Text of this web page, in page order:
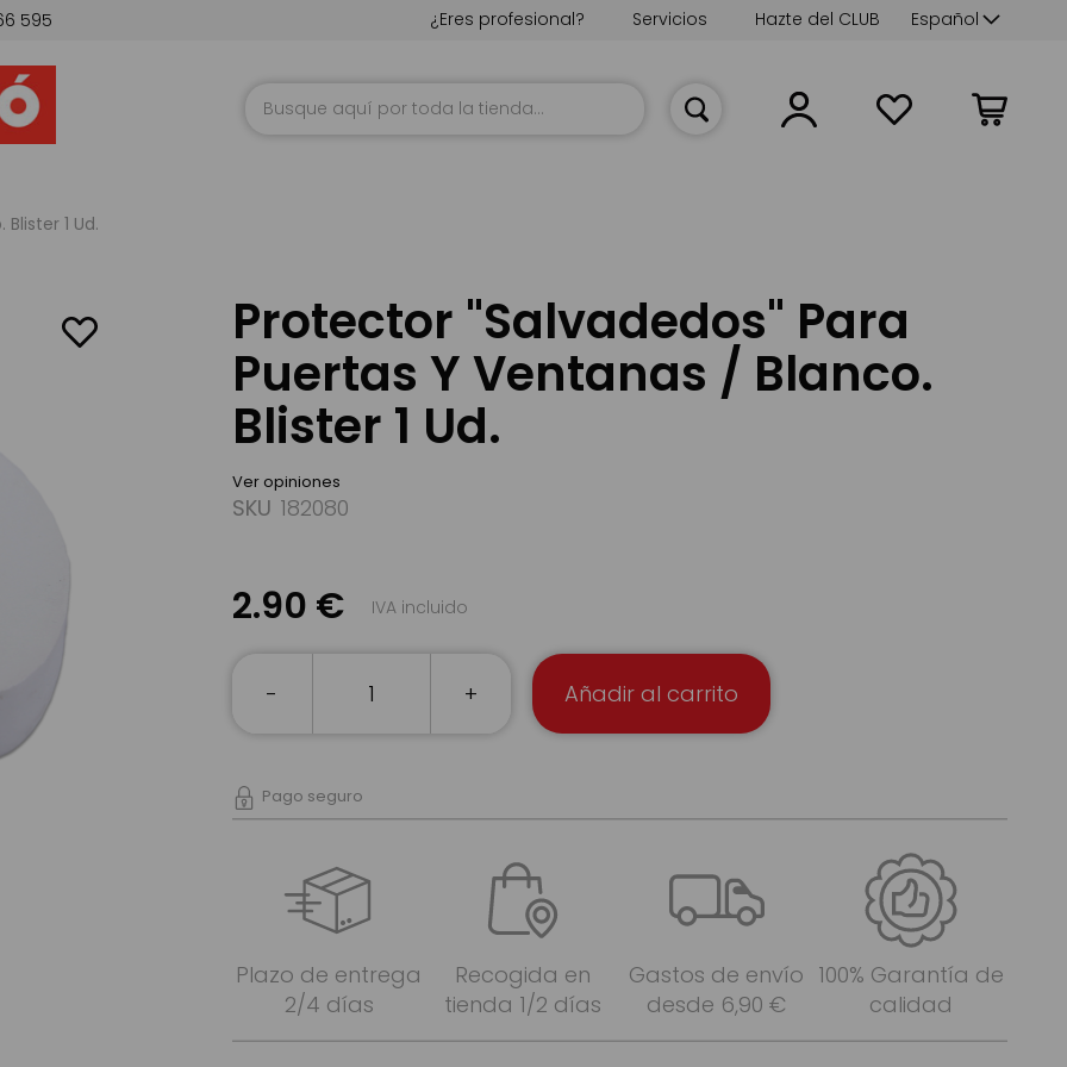
595 Lenguaje
Español
Hazte del CLUB
Servicios
¿Eres profesional?
Mi cesta
1 Ud.
Protector "Salvadedos" Para
Puertas Y Ventanas / Blanco.
Blister 1 Ud.
Ver opiniones
SKU 182080
2.90 € IVA incluido
- + Añadir al carrito
Pago seguro
Plazo de entrega
2/4 días
Recogida en
tienda 1/2 días
Gastos de envío
desde 6,90 €
100% Garantía de
calidad